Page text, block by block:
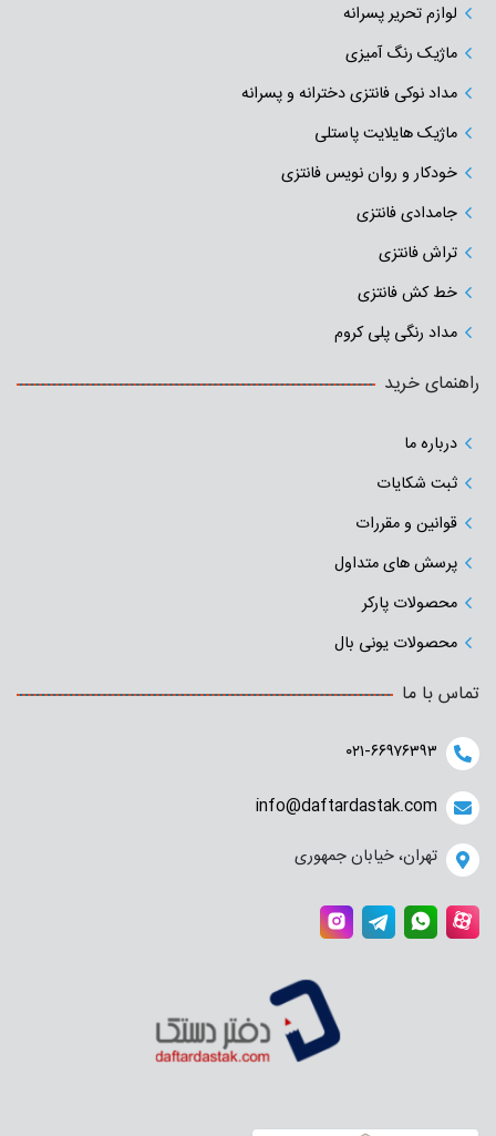
لوازم تحریر پسرانه
ماژیک رنگ آمیزی
مداد نوکی فانتزی دخترانه و پسرانه
ماژیک هایلایت پاستلی
خودکار و روان نویس فانتزی
جامدادی‌ فانتزی
تراش فانتزی
خط کش فانتزی
مداد رنگی پلی کروم
راهنمای خرید
درباره ما
ثبت شکایات
قوانین و مقررات
پرسش های متداول
محصولات پارکر
محصولات یونی بال
تماس با ما
۰۲۱-۶۶۹۷۶۳۹۳
info@daftardastak.com
تهران، خیابان جمهوری